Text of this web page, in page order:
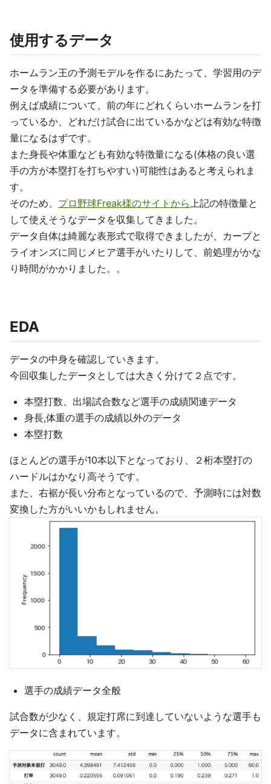
使用するデータ
ホームラン王の予測モデルを作るにあたって、学習用のデ
ータを準備する必要があります。
例えば成績について、前の年にどれくらいホームランを打
っているか、どれだけ試合に出ているかなどは有効な特徴
量になるはずです。
また身長や体重なども有効な特徴量になる(体格の良い選
手の方が本塁打を打ちやすい)可能性はあると考えられま
す。
そのため、 プロ野球Freak様のサイトから上記の特徴量と
して使えそうなデータを収集してきました。
データ自体は綺麗な表形式で取得できましたが、カープと
ライオンズに同じメヒア選手がいたりして、前処理がかな
り時間がかかりました。。
EDA
データの中身を確認していきます。
今回収集したデータとしては大きく分けて２点です。
本塁打数、出場試合数など選手の成績関連データ
身長,体重の選手の成績以外のデータ
本塁打数
ほとんどの選手が10本以下となっており、２桁本塁打の
ハードルはかなり高そうです。
また、右裾が長い分布となっているので、予測時には対数
変換した方がいいかもしれません。
選手の成績データ全般
試合数が少なく、規定打席に到達していないような選手も
データに含まれています。